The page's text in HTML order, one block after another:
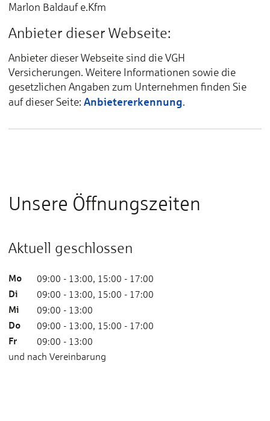
Marlon Baldauf e.Kfm
Anbieter dieser Webseite:
Anbieter dieser Webseite sind die VGH
Versicherungen. Weitere Informationen sowie die
gesetzlichen Angaben zum Unternehmen finden Sie
auf dieser Seite: Anbietererkennung.
Unsere Öffnungszeiten
Aktuell geschlossen
Mo 09:00 - 13:00, 15:00 - 17:00
Di 09:00 - 13:00, 15:00 - 17:00
Mi 09:00 - 13:00
Do 09:00 - 13:00, 15:00 - 17:00
Fr
09:00 - 13:00
und nach Vereinbarung